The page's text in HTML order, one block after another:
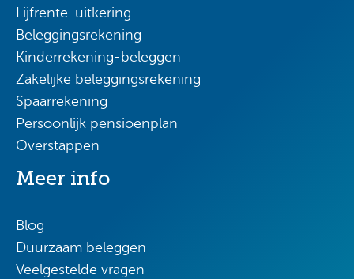
Lijfrente-uitkering
Beleggingsrekening
Kinderrekening-beleggen
Zakelijke beleggingsrekening
Spaarrekening
Persoonlijk pensioenplan
Overstappen
Meer info
Blog
Duurzaam beleggen
Veelgestelde vragen